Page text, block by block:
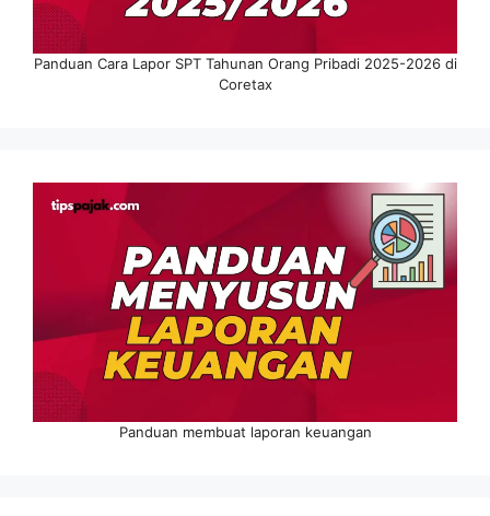
Panduan Cara Lapor SPT Tahunan Orang Pribadi 2025-2026 di
Coretax
Panduan membuat laporan keuangan